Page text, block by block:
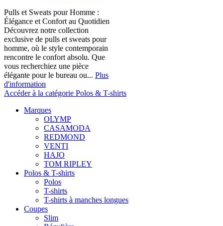
Pulls et Sweats pour Homme :
Élégance et Confort au Quotidien
Découvrez notre collection
exclusive de pulls et sweats pour
homme, où le style contemporain
rencontre le confort absolu. Que
vous recherchiez une pièce
élégante pour le bureau ou... Plus
d'information
Accéder à la catégorie Polos & T-shirts
Marques
OLYMP
CASAMODA
REDMOND
VENTI
HAJO
TOM RIPLEY
Polos & T-shirts
Polos
T-shirts
T-shirts à manches longues
Coupes
Slim